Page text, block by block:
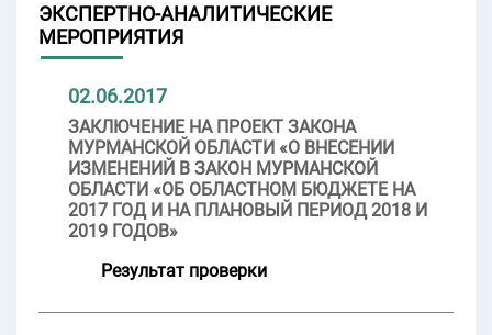
ЭКСПЕРТНО-АНАЛИТИЧЕСКИЕ
МЕРОПРИЯТИЯ
02.06.2017
ЗАКЛЮЧЕНИЕ НА ПРОЕКТ ЗАКОНА
МУРМАНСКОЙ ОБЛАСТИ «О ВНЕСЕНИИ
ИЗМЕНЕНИЙ В ЗАКОН МУРМАНСКОЙ
ОБЛАСТИ «ОБ ОБЛАСТНОМ БЮДЖЕТЕ НА
2017 ГОД И НА ПЛАНОВЫЙ ПЕРИОД 2018 И
2019 ГОДОВ»
Результат проверки